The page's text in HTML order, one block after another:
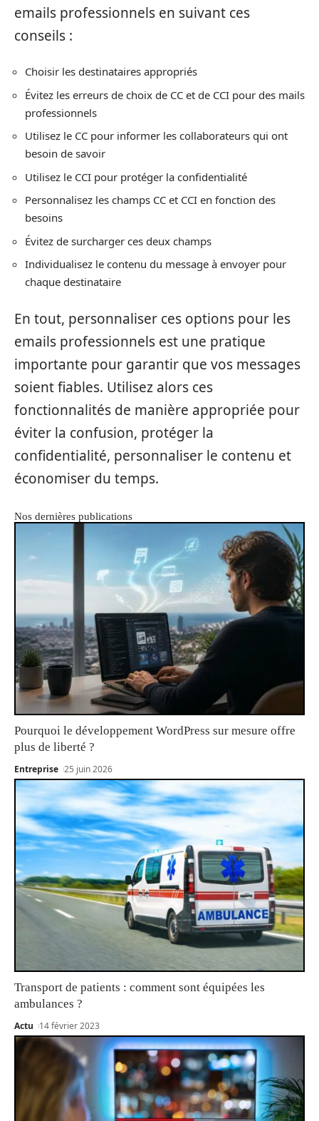
emails professionnels en suivant ces
conseils :
Choisir les destinataires appropriés
Évitez les erreurs de choix de CC et de CCI pour des mails
professionnels
Utilisez le CC pour informer les collaborateurs qui ont
besoin de savoir
Utilisez le CCI pour protéger la confidentialité
Personnalisez les champs CC et CCI en fonction des
besoins
Évitez de surcharger ces deux champs
Individualisez le contenu du message à envoyer pour
chaque destinataire
En tout, personnaliser ces options pour les
emails professionnels est une pratique
importante pour garantir que vos messages
soient fiables. Utilisez alors ces
fonctionnalités de manière appropriée pour
éviter la confusion, protéger la
confidentialité, personnaliser le contenu et
économiser du temps.
Nos dernières publications
Pourquoi le développement WordPress sur mesure offre
plus de liberté ?
Entreprise 25 juin 2026
Transport de patients : comment sont équipées les
ambulances ?
Actu 14 février 2023